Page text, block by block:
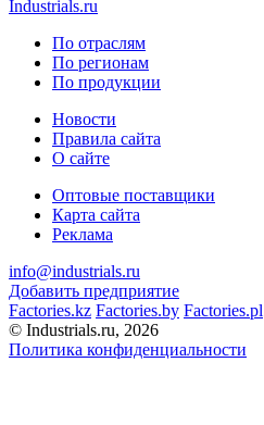
Industrials.ru
По отраслям
По регионам
По продукции
Новости
Правила сайта
О сайте
Оптовые поставщики
Карта сайта
Реклама
info@industrials.ru
Добавить предприятие
Factories.kz Factories.by Factories.pl
© Industrials.ru, 2026
Политика конфиденциальности